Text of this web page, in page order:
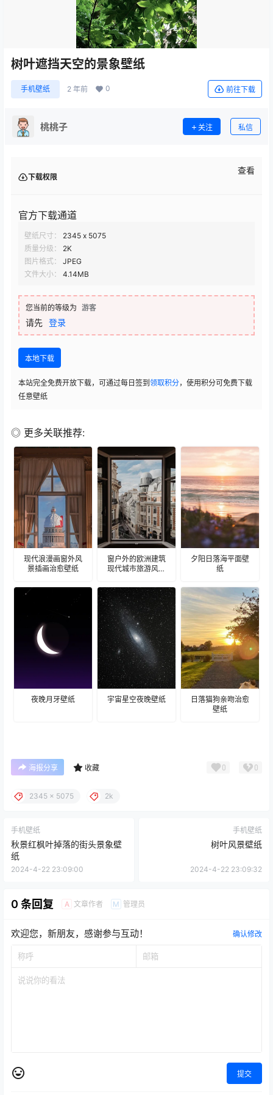
树叶遮挡天空的景象壁纸
手机壁纸 2 年前 0 前往下载
桃桃子 关注 私信
下载权限
查看
官方下载通道
壁纸尺寸：
2345 x 5075
质量分级：
2K
图片格式：
JPEG
文件大小：
4.14MB
您当前的等级为 游客
请先 登录
本地下载
本站完全免费开放下载，可通过每日签到 领取积分，使用积分可免费下载
任意壁纸
◎ 更多关联推荐:
现代浪漫画窗外风
景插画治愈壁纸
窗户外的欧洲建筑
现代城市旅游风景
夕阳日落海平面壁
纸
夜晚月牙壁纸 宇宙星空夜晚壁纸
日落猫狗亲吻治愈
壁纸
海报分享 收藏 0 0
2345 x 5075 2k
手机壁纸
秋景红枫叶掉落的街头景象壁
纸
2024-4-22 23:09:00
手机壁纸
树叶风景壁纸
2024-4-22 23:09:32
0 条回复 A 文章作者 M 管理员
欢迎您，新朋友，感谢参与互动！ 确认修改
提交